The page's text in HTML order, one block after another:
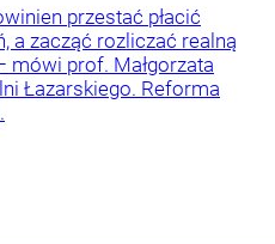
przestać płacić
a zacząć rozliczać realną
mówi prof. Małgorzata
Łazarskiego. Reforma